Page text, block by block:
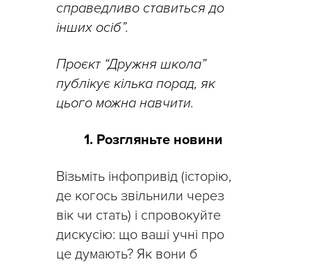
справедливо ставиться до
інших осіб”.
Проєкт “Дружня школа”
публікує кілька порад, як
цього можна навчити.
1. Розгляньте новини
Візьміть інфопривід (історію,
де когось звільнили через
вік чи стать) і спровокуйте
дискусію: що ваші учні про
це думають? Як вони б